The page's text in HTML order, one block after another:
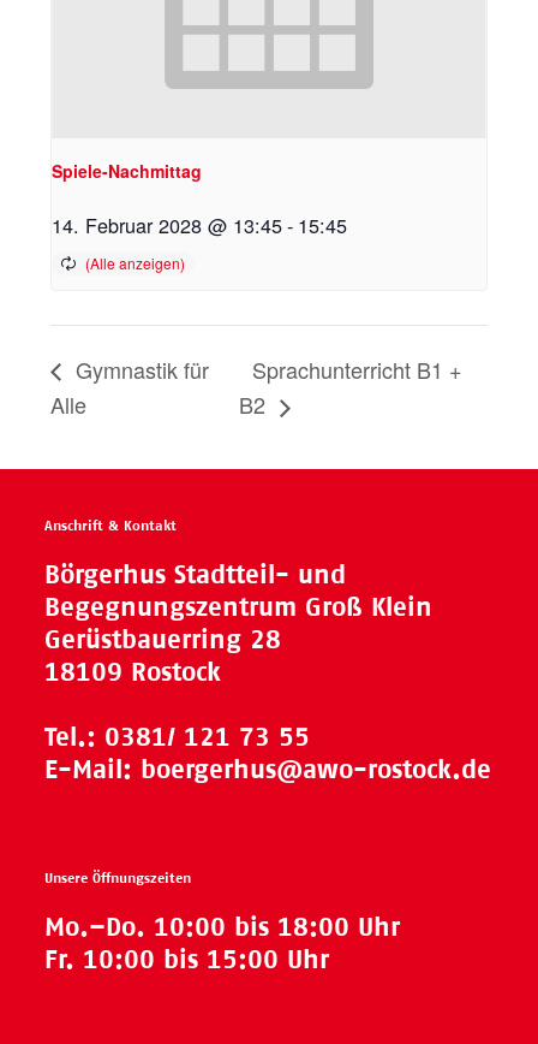
Spiele-Nachmittag
14. Februar 2028 @ 13:45- 15:45
Gymnastik für
Alle
Sprachunterricht B1 +
B2
Anschrift & Kontakt
Börgerhus Stadtteil- und
Begegnungszentrum Groß Klein
Gerüstbauerring 28
18109 Rostock
Tel.: 0381/ 121 73 55
E-Mail: boergerhus@awo-rostock.de
Unsere Öffnungszeiten
Mo.–Do. 10:00 bis 18:00 Uhr
Fr. 10:00 bis 15:00 Uhr